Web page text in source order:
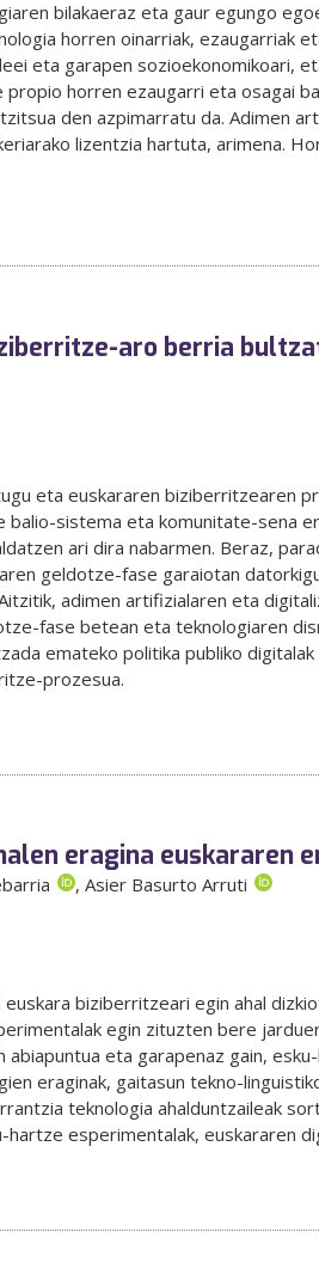
bilakaeraz eta gaur egungo
horren oinarriak, ezaugarriak
eta garapen sozioekonomikoari,
horren ezaugarri eta osagai
den azpimarratu da. Adimen
lizentzia hartuta, arimena.
aro berria
eta euskararen biziberritzearen
balio-sistema eta komunitate-sena
ari dira nabarmen. Beraz,
geldotze-fase garaiotan
adimen artifizialaren eta
fase betean eta teknologiaren
emateko politika publiko
prozesua.
eragina euskararen
, Asier Basurto Arruti
biziberritzeari egin ahal
egin zituzten bere
eta garapenaz gain,
eraginak, gaitasun tekno-
teknologia ahalduntzaileak
esperimentalak, euskararen